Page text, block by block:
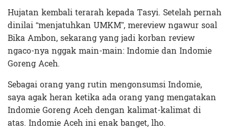
Hujatan kembali terarah kepada Tasyi. Setelah pernah
dinilai “menjatuhkan UMKM”, mereview ngawur soal
Bika Ambon, sekarang yang jadi korban review
ngaco-nya nggak main-main: Indomie dan Indomie
Goreng Aceh.
Sebagai orang yang rutin mengonsumsi Indomie,
saya agak heran ketika ada orang yang mengatakan
Indomie Goreng Aceh dengan kalimat-kalimat di
atas. Indomie Aceh ini enak banget, lho.